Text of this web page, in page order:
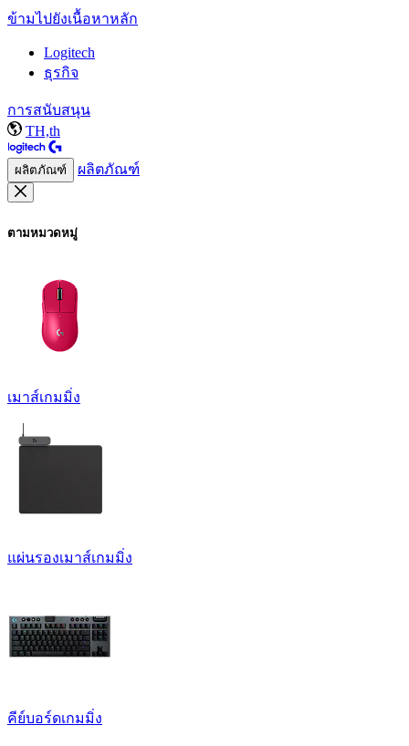
ข้ามไปยังเนื้อหาหลัก
Logitech
ธุรกิจ
การสนับสนุน
TH,th
ผลิตภัณฑ์ ผลิตภัณฑ์
ตามหมวดหมู่
เมาส์เกมมิ่ง
แผ่นรองเมาส์เกมมิ่ง
คีย์บอร์ดเกมมิ่ง